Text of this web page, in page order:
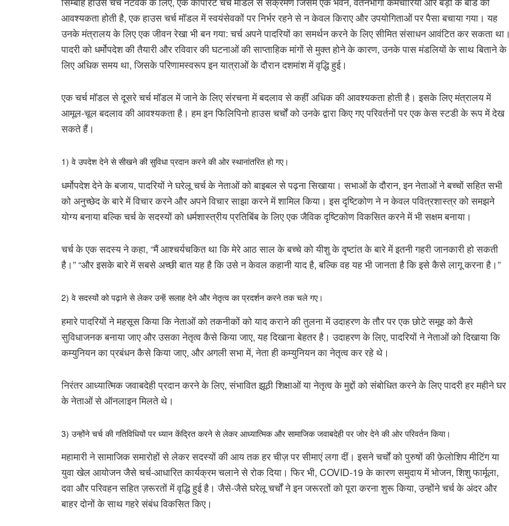
आवश्यकता होती है, एक हाउस चर्च मॉडल में स्वयंसेवकों पर निर्भर रहने से न केवल किराए और उपयोगिताओं पर पैसा बचाया गया। यह
उनके मंत्रालय के लिए एक जीवन रेखा भी बन गया: चर्च अपने पादरियों का समर्थन करने के लिए सीमित संसाधन आवंटित कर सकता था।
पादरी को धर्मोपदेश की तैयारी और रविवार की घटनाओं की साप्ताहिक मांगों से मुक्त होने के कारण, उनके पास मंडलियों के साथ बिताने के
लिए अधिक समय था, जिसके परिणामस्वरूप इन यात्राओं के दौरान दशमांश में वृद्धि हुई।
एक चर्च मॉडल से दूसरे चर्च मॉडल में जाने के लिए संरचना में बदलाव से कहीं अधिक की आवश्यकता होती है। इसके लिए मंत्रालय में
आमूल-चूल बदलाव की आवश्यकता है। हम इन फिलिपिनो हाउस चर्चों को उनके द्वारा किए गए परिवर्तनों पर एक केस स्टडी के रूप में देख
सकते हैं।
1) वे उपदेश देने से सीखने की सुविधा प्रदान करने की ओर स्थानांतरित हो गए।
धर्मोपदेश देने के बजाय, पादरियों ने घरेलू चर्च के नेताओं को बाइबल से पढ़ना सिखाया। सभाओं के दौरान, इन नेताओं ने बच्चों सहित सभी
को अनुच्छेद के बारे में विचार करने और अपने विचार साझा करने में शामिल किया। इस दृष्टिकोण ने न केवल पवित्रशास्त्र को समझने
योग्य बनाया बल्कि चर्च के सदस्यों को धर्मशास्त्रीय प्रतिबिंब के लिए एक जैविक दृष्टिकोण विकसित करने में भी सक्षम बनाया।
चर्च के एक सदस्य ने कहा, “मैं आश्चर्यचकित था कि मेरे आठ साल के बच्चे को यीशु के दृष्टांत के बारे में इतनी गहरी जानकारी हो सकती
है।” “और इसके बारे में सबसे अच्छी बात यह है कि उसे न केवल कहानी याद है, बल्कि वह यह भी जानता है कि इसे कैसे लागू करना है।”
2) वे सदस्यों को पढ़ाने से लेकर उन्हें सलाह देने और नेतृत्व का प्रदर्शन करने तक चले गए।
हमारे पादरियों ने महसूस किया कि नेताओं को तकनीकों को याद कराने की तुलना में उदाहरण के तौर पर एक छोटे समूह को कैसे
सुविधाजनक बनाया जाए और उसका नेतृत्व कैसे किया जाए, यह दिखाना बेहतर है। उदाहरण के लिए, पादरियों ने नेताओं को दिखाया कि
कम्युनियन का प्रबंधन कैसे किया जाए, और अगली सभा में, नेता ही कम्युनियन का नेतृत्व कर रहे थे।
निरंतर आध्यात्मिक जवाबदेही प्रदान करने के लिए, संभावित झूठी शिक्षाओं या नेतृत्व के मुद्दों को संबोधित करने के लिए पादरी हर महीने घर
के नेताओं से ऑनलाइन मिलते थे।
3) उन्होंने चर्च की गतिविधियों पर ध्यान केंद्रित करने से लेकर आध्यात्मिक और सामाजिक जवाबदेही पर जोर देने की ओर परिवर्तन किया।
महामारी ने सामाजिक समारोहों से लेकर सदस्यों की आय तक हर चीज़ पर सीमाएं लगा दीं। इसने चर्चों को पुरुषों की फ़ेलोशिप मीटिंग या
युवा खेल आयोजन जैसे चर्च-आधारित कार्यक्रम चलाने से रोक दिया। फिर भी, COVID-19 के कारण समुदाय में भोजन, शिशु फार्मूला,
दवा और परिवहन सहित ज़रूरतों में वृद्धि हुई है। जैसे-जैसे घरेलू चर्चों ने इन जरूरतों को पूरा करना शुरू किया, उन्होंने चर्च के अंदर और
बाहर दोनों के साथ गहरे संबंध विकसित किए।